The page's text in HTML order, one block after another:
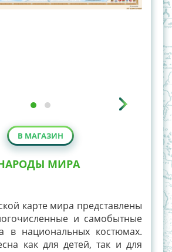
В МАГАЗИН
МИРА
карте мира представлены
и самобытные
в национальных костюмах.
как для детей, так и для